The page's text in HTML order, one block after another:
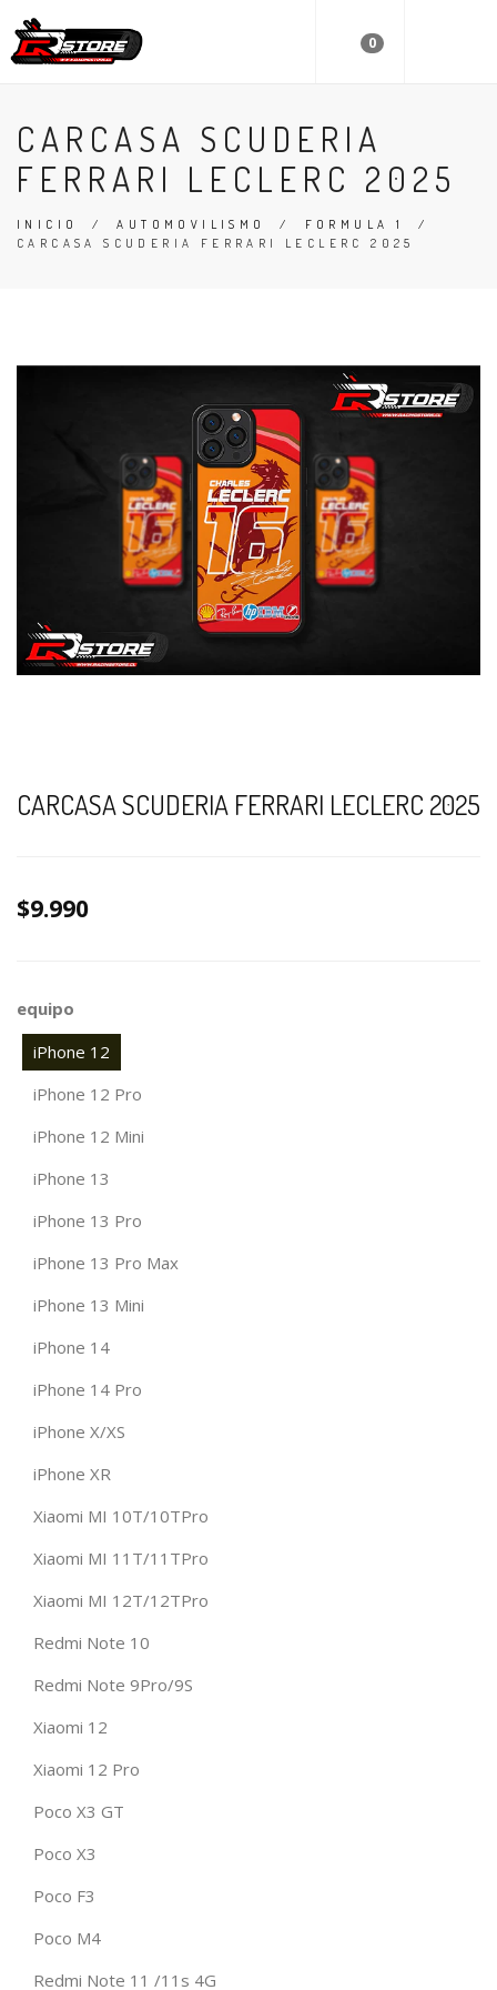
0
CARCASA SCUDERIA
FERRARI LECLERC 2025
INICIO /AUTOMOVILISMO / FORMULA 1
/
CARCASA SCUDERIA FERRARI LECLERC 2025
CARCASA SCUDERIA FERRARI LECLERC 2025
$9.990
equipo
iPhone 12
iPhone 12 Pro
iPhone 12 Mini
iPhone 13
iPhone 13 Pro
iPhone 13 Pro Max
iPhone 13 Mini
iPhone 14
iPhone 14 Pro
iPhone X/XS
iPhone XR
Xiaomi MI 10T/10TPro
Xiaomi MI 11T/11TPro
Xiaomi MI 12T/12TPro
Redmi Note 10
Redmi Note 9Pro/9S
Xiaomi 12
Xiaomi 12 Pro
Poco X3 GT
Poco X3
Poco F3
Poco M4
Redmi Note 11 /11s 4G